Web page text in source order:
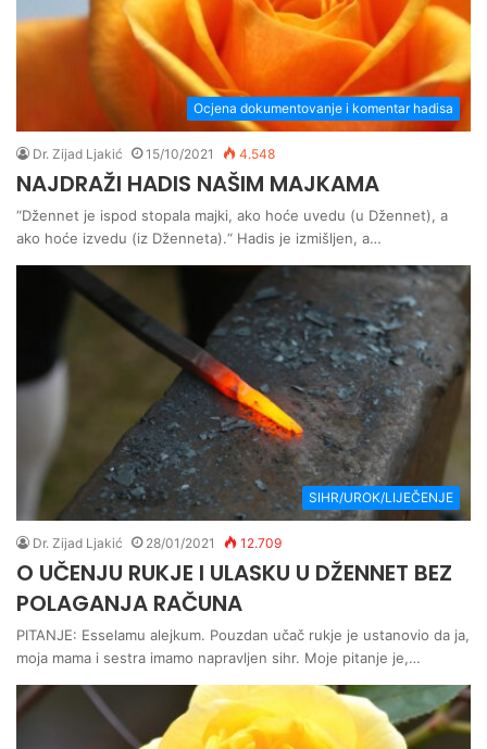
Ocjena dokumentovanje i komentar hadisa
Dr. Zijad Ljakić 15/10/2021 4.548
NAJDRAŽI HADIS NAŠIM MAJKAMA
“Džennet je ispod stopala majki, ako hoće uvedu (u Džennet), a
ako hoće izvedu (iz Dženneta).“ Hadis je izmišljen, a…
SIHR/UROK/LIJEČENJE
Dr. Zijad Ljakić 28/01/2021 12.709
O UČENJU RUKJE I ULASKU U DŽENNET BEZ
POLAGANJA RAČUNA
PITANJE: Esselamu alejkum. Pouzdan učač rukje je ustanovio da ja,
moja mama i sestra imamo napravljen sihr. Moje pitanje je,…